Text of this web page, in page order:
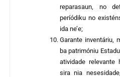
reparasaun, no
períódiku no
ida ne’e;
Garante inventáriu,
ba patrimóniu
atividade
sira nia